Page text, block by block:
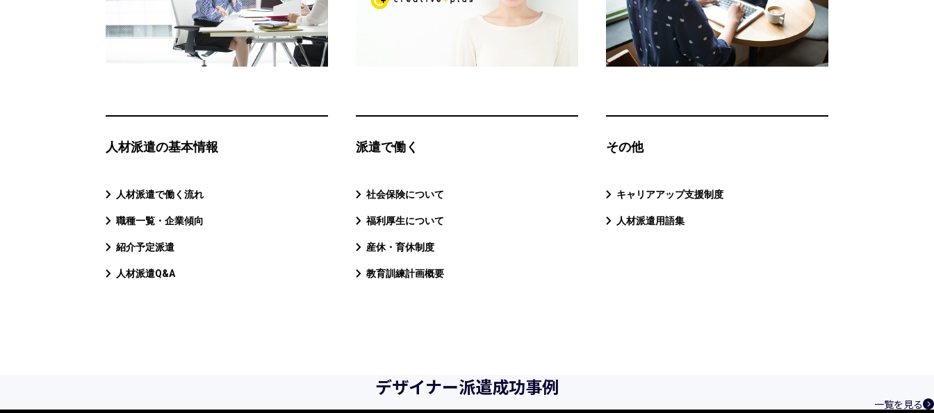
人材派遣の基本情報
人材派遣で働く流れ
職種一覧・企業傾向
紹介予定派遣
人材派遣Q&A
派遣で働く
社会保険について
福利厚生について
産休・育休制度
教育訓練計画概要
その他
キャリアアップ支援制度
人材派遣用語集
デザイナー派遣成功事例
一覧を見る